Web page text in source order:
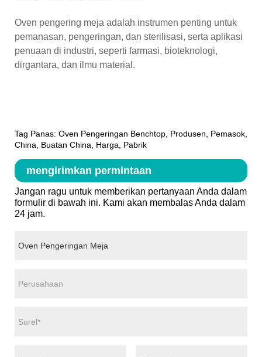
Oven pengering meja adalah instrumen penting untuk
pemanasan, pengeringan, dan sterilisasi, serta aplikasi
penuaan di industri, seperti farmasi, bioteknologi,
dirgantara, dan ilmu material.
Tag Panas: Oven Pengeringan Benchtop, Produsen, Pemasok,
China, Buatan China, Harga, Pabrik
mengirimkan permintaan
Jangan ragu untuk memberikan pertanyaan Anda dalam
formulir di bawah ini. Kami akan membalas Anda dalam
24 jam.